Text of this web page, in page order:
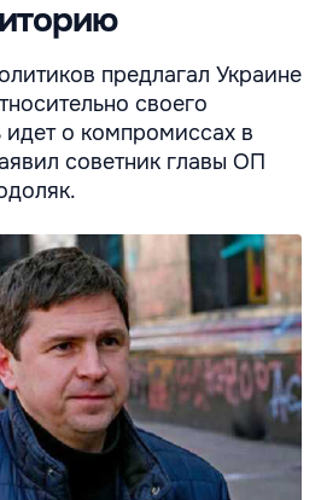
предлагал Украине
своего
идет о компромиссах в
советник главы ОП